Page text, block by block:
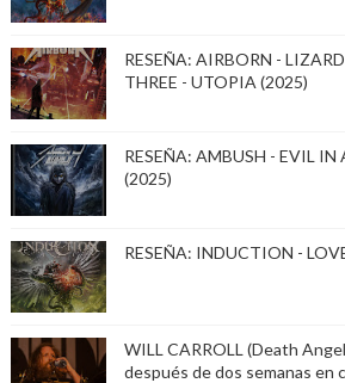
RESEÑA: AIRBORN -
THREE - UTOPIA (2025)
RESEÑA: AMBUSH - EVIL IN
(2025)
RESEÑA: INDUCTION -
WILL CARROLL (Death
después de dos semanas en